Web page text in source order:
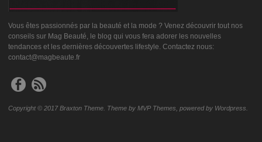
Vous êtes passionnés par la beauté et la mode ? Venez découvrir tout nos
conseils sur Mag Beauté, le blog qui vous fera adorer les nouvelles
tendances et les dernières découvertes lifestyle. Contactez nous:
contact@magbeaute.fr
Copyright © 2017 Braxton Theme. Theme by MVP Themes, powered by Wordpress.